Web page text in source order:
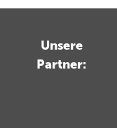
Unsere
Partner: